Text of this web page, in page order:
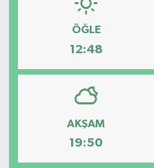
ÖĞLE
12:48
AKŞAM
19:50